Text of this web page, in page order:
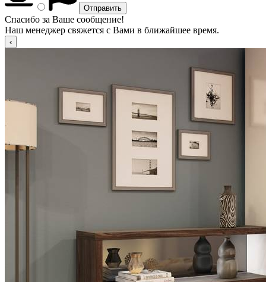
Спасибо за Ваше сообщение!
Наш менеджер свяжется с Вами в ближайшее время.